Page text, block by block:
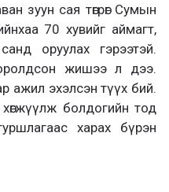
зуун сая төгрөг Сумын
70 хувийг аймагт,
оруулах гэрээтэй.
жишээ л дээ.
ажил эхэлсэн түүх бий.
болдогийн тод
харах бүрэн